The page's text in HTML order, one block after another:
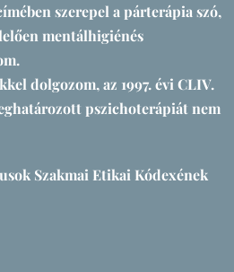
szerepel a párterápia szó,
mentálhigiénés
dolgozom, az 1997. évi CLIV.
pszichoterápiát nem
Szakmai Etikai Kódexének